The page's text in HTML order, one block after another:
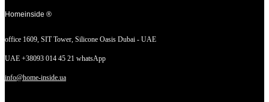
Homeinside ®
office 1609, SIT Tower, Silicone Oasis Dubai - UAE
UAE +38093 014 45 21 whatsApp
info@home-inside.ua